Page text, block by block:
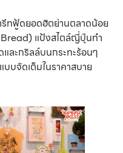
ทฟู้ดยอดฮิตย่านตลาดน้อย
แป้งสไตล์ญี่ปุ่นทำ
ละกริลล์บนกระทะร้อนๆ
บจัดเต็มในราคาสบาย